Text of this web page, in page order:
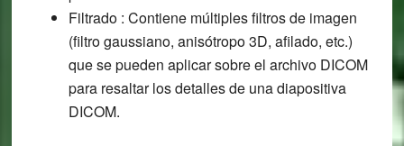
Filtrado : Contiene múltiples filtros de imagen
(filtro gaussiano, anisótropo 3D, afilado, etc.)
que se pueden aplicar sobre el archivo DICOM
para resaltar los detalles de una diapositiva
DICOM.